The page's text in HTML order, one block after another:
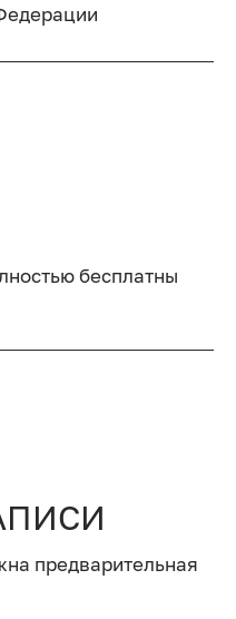
бесплатны
предварительная